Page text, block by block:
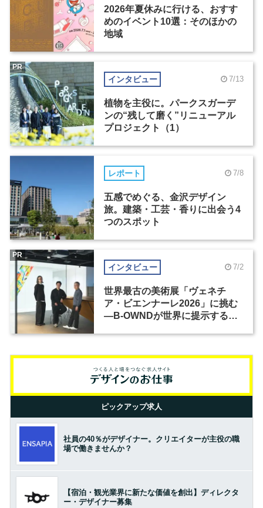
2026年夏休みに行ける、おすす
めのイベント10選：そのほかの
地域
インタビュー 7/13
植物を主役に。パークスガーデ
ンの“残して磨く”リニューアル
プロジェクト（1）
PR
レポート 7/8
五感でめぐる、金沢デザイン
旅。建築・工芸・香りに出会う4
つのスポット
インタビュー 7/2
世界最古の美術展「ヴェネチ
ア・ビエンナーレ2026」に挑む
―B-OWNDが世界に提示する美
PR
ピックアップ求人
社員の40％がデザイナー。クリエイターが主役の職
場で働きませんか？
【宿泊・観光業界に新たな価値を創出】ディレクタ
ー・デザイナー募集